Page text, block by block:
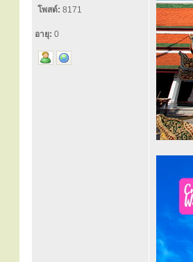
โพสต์: 8171
อายุ: 0